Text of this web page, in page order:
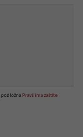
podložna Pravilima zaštite